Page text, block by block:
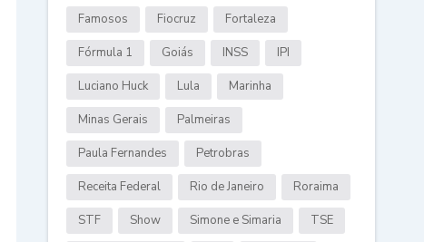
Famosos Fiocruz Fortaleza
Fórmula 1 Goiás INSS IPI
Luciano Huck Lula Marinha
Minas Gerais Palmeiras
Paula Fernandes Petrobras
Receita Federal Rio de Janeiro Roraima
STF Show Simone e Simaria TSE